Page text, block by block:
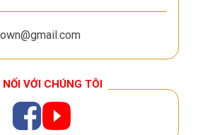
NỐI VỚI CHÚNG TÔI